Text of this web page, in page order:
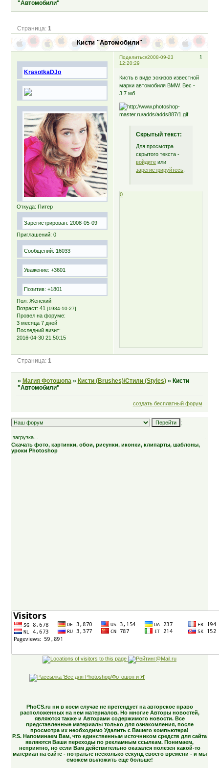
"Автомобили"
Кисти "Автомобили"
Страница: 1
Поделиться 1
2008-09-23
12:20:29
KrasotkaDJo
Откуда: Питер
Зарегистрирован: 2008-05-09
Приглашений: 0
Сообщений: 16033
Уважение: +3601
Позитив: +1801
Пол: Женский
Возраст: 41[1984-10-27]
Провел на форуме:
3 месяца 7 дней
Последний визит:
2016-04-30 21:50:15
Кисть в виде эскизов известной
марки автомобиля BMW. Вес -
3.7 мб
Скрытый текст:
Для просмотра
скрытого текста -
войдите или
зарегистрируйтесь
0
Страница: 1
» Магия Фотошопа » Кисти (Brushes)/Стили (Styles) » Кисти
"Автомобили"
создать бесплатный форум
;
загрузка...
Скачать фото, картинки, обои, рисунки, иконки, клипарты, шаблоны,
уроки Photoshop
PhoCS.ru ни в коем случае не претендует на авторское право
расположенных на нем материалов. Но многие Авторы новостей,
являются также и Авторами содержимого новости. Все
представленные материалы только для ознакомления, после
просмотра их необходимо Удалить с Вашего компьютера!
P.S. Напоминаем Вам, что единственным источником средств для сайта
являются Ваши переходы по рекламным ссылкам. Понимаем,
неприятно, но если Вам действительно оказался полезен какой-то
материал на сайте - потратьте несколько секунд своего времени - и мы
сможем выложить еще больше!